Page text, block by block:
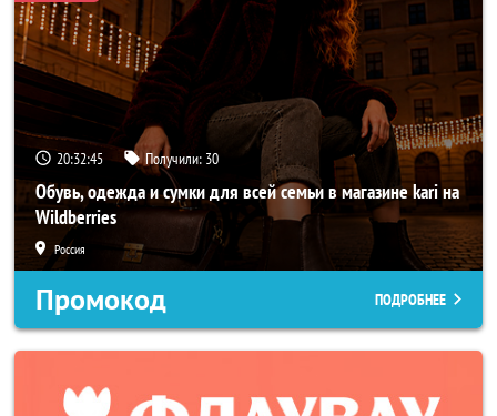
20:32:43 Получили: 30
Обувь, одежда и сумки для всей семьи в магазине kari на
Wildberries
Россия
Промокод ПОДРОБНЕЕ